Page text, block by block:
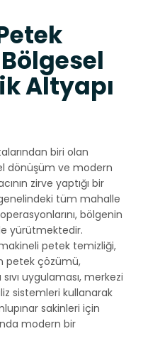
Altyapı
biri olan
dönüşüm ve modern
zirve yaptığı bir
tüm mahalle
bölgenin
yürütmektedir.
petek temizliği,
petek çözümü,
uygulaması, merkezi
sistemleri kullanarak
sakinleri için
modern bir